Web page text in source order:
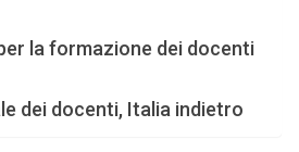
la formazione dei docenti
dei docenti, Italia indietro